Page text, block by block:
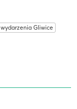
wydarzenia Gliwice